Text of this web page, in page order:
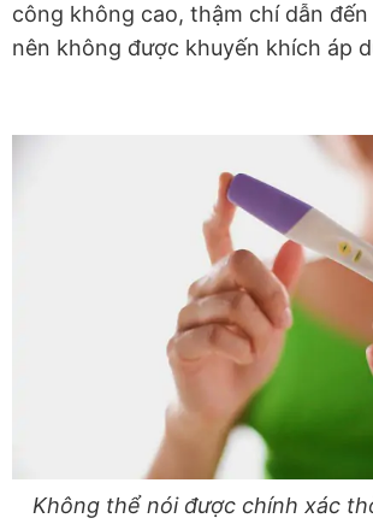
công không cao, thậm chí dẫn
nên không được khuyến khích áp
Không thể nói được chính xác